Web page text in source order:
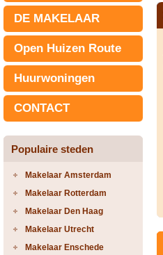
DE MAKELAAR
Open Huizen Route
Huurwoningen
CONTACT
Populaire steden
Makelaar Amsterdam
Makelaar Rotterdam
Makelaar Den Haag
Makelaar Utrecht
Makelaar Enschede